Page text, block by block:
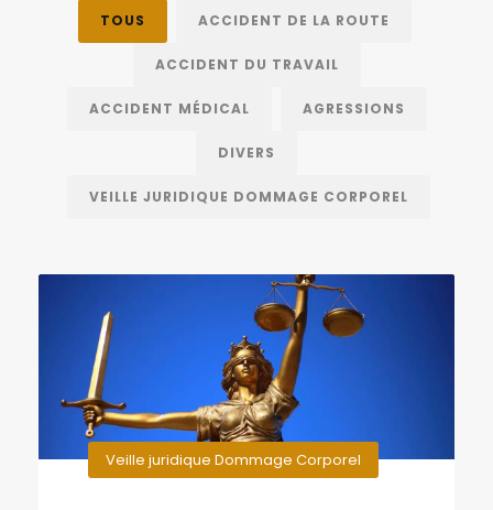
TOUS ACCIDENT DE LA ROUTE
ACCIDENT DU TRAVAIL
ACCIDENT MÉDICAL AGRESSIONS
DIVERS
VEILLE JURIDIQUE DOMMAGE CORPOREL
Veille juridique Dommage Corporel